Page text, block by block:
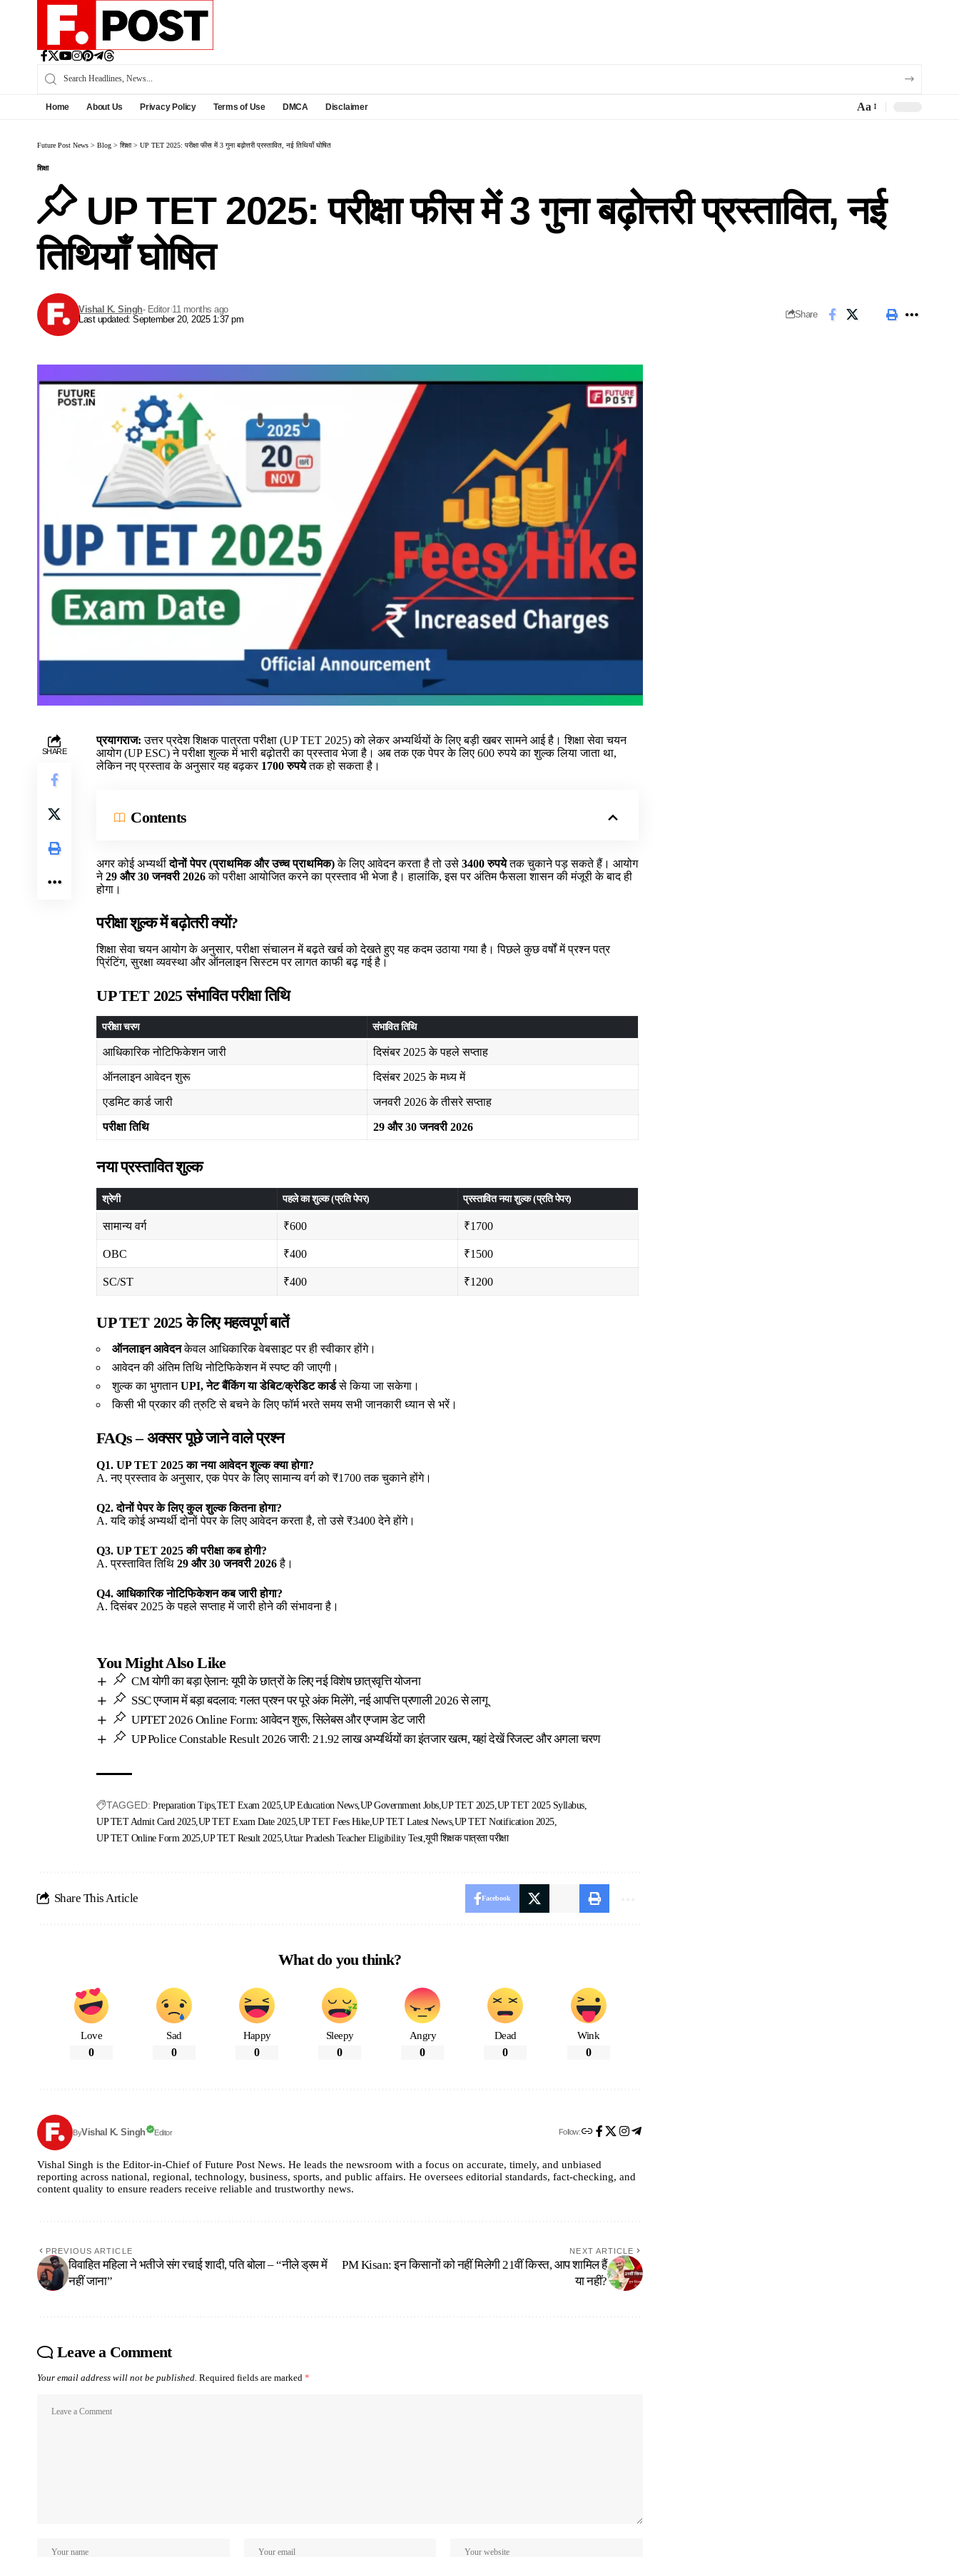
Home About Us Privacy Policy Terms of Use DMCA Disclaimer Aa
Future Post News > Blog > शिक्षा> UP TET 2025: परीक्षा फीस में 3 गुना बढ़ोत्तरी प्रस्तावित, नई तिथियाँ घोषित
शिक्षा
UP TET 2025: परीक्षा फीस में 3 गुना बढ़ोत्तरी प्रस्तावित, नई
तिथियाँ घोषित
Last updated: September 20, 2025 1:37 pm
Vishal K. Singh- Editor 11 months ago Share
SHARE
प्रयागराज: उत्तर प्रदेश शिक्षक पात्रता परीक्षा (UP TET 2025) को लेकर अभ्यर्थियों के लिए बड़ी खबर सामने आई है। शिक्षा सेवा चयन
आयोग (UP ESC) ने परीक्षा शुल्क में भारी बढ़ोतरी का प्रस्ताव भेजा है। अब तक एक पेपर के लिए 600 रुपये का शुल्क लिया जाता था,
लेकिन नए प्रस्ताव के अनुसार यह बढ़कर 1700 रुपयेतक हो सकता है।
Contents
अगर कोई अभ्यर्थीदोनों पेपर (प्राथमिक और उच्च प्राथमिक)के लिए आवेदन करता है तो उसे3400 रुपयेतक चुकाने पड़ सकते हैं। आयोग
ने29 और 30 जनवरी 2026को परीक्षा आयोजित करने का प्रस्ताव भी भेजा है। हालांकि, इस पर अंतिम फैसला शासन की मंजूरी के बाद ही
होगा।
परीक्षा शुल्क में बढ़ोतरी क्यों?
शिक्षा सेवा चयन आयोग के अनुसार, परीक्षा संचालन में बढ़ते खर्च को देखते हुए यह कदम उठाया गया है। पिछले कुछ वर्षों में प्रश्न पत्र
प्रिंटिंग, सुरक्षा व्यवस्था और ऑनलाइन सिस्टम पर लागत काफी बढ़ गई है।
UP TET 2025 संभावित परीक्षा तिथि
परीक्षा चरण संभावित तिथि
आधिकारिक नोटिफिकेशन जारी दिसंबर 2025 के पहले सप्ताह
ऑनलाइन आवेदन शुरू दिसंबर 2025 के मध्य में
एडमिट कार्ड जारी जनवरी 2026 के तीसरे सप्ताह
परीक्षा तिथि 29 और 30 जनवरी 2026
नया प्रस्तावित शुल्क
श्रेणी पहले का शुल्क (प्रति पेपर) प्रस्तावित नया शुल्क (प्रति पेपर)
सामान्य वर्ग ₹600 ₹1700
OBC ₹400 ₹1500
SC/ST ₹400 ₹1200
UP TET 2025 के लिए महत्वपूर्ण बातें
ऑनलाइन आवेदनकेवल आधिकारिक वेबसाइट पर ही स्वीकार होंगे।
आवेदन की अंतिम तिथि नोटिफिकेशन में स्पष्ट की जाएगी।
शुल्क का भुगतानUPI, नेट बैंकिंग या डेबिट/क्रेडिट कार्डसे किया जा सकेगा।
किसी भी प्रकार की त्रुटि से बचने के लिए फॉर्म भरते समय सभी जानकारी ध्यान से भरें।
FAQs – अक्सर पूछे जाने वाले प्रश्न
Q1. UP TET 2025 का नया आवेदन शुल्क क्या होगा?
A. नए प्रस्ताव के अनुसार, एक पेपर के लिए सामान्य वर्ग को ₹1700 तक चुकाने होंगे।
Q2. दोनों पेपर के लिए कुल शुल्क कितना होगा?
A. यदि कोई अभ्यर्थी दोनों पेपर के लिए आवेदन करता है, तो उसे ₹3400 देने होंगे।
Q3. UP TET 2025 की परीक्षा कब होगी?
A. प्रस्तावित तिथि29 और 30 जनवरी 2026है।
Q4. आधिकारिक नोटिफिकेशन कब जारी होगा?
A. दिसंबर 2025 के पहले सप्ताह में जारी होने की संभावना है।
You Might Also Like
CM योगी का बड़ा ऐलान: यूपी के छात्रों के लिए नई विशेष छात्रवृत्ति योजना
SSC एग्जाम में बड़ा बदलाव: गलत प्रश्न पर पूरे अंक मिलेंगे, नई आपत्ति प्रणाली 2026 से लागू
UPTET 2026 Online Form: आवेदन शुरू, सिलेबस और एग्जाम डेट जारी
UP Police Constable Result 2026 जारी: 21.92 लाख अभ्यर्थियों का इंतजार खत्म, यहां देखें रिजल्ट और अगला चरण
TAGGED: Preparation Tips TET Exam 2025 UP Education News UP Government Jobs UP TET 2025 UP TET 2025 Syllabus
UP TET Admit Card 2025 UP TET Exam Date 2025 UP TET Fees Hike UP TET Latest News UP TET Notification 2025
UP TET Online Form 2025 UP TET Result 2025 Uttar Pradesh Teacher Eligibility Test यूपी शिक्षक पात्रता परीक्षा
Share This Article Facebook
What do you think?
Love
0
Sad
0
Happy
0
Sleepy
0
Angry
0
Dead
0
Wink
0
ByVishal K. Singh Editor Follow:
Vishal Singh is the Editor-in-Chief of Future Post News. He leads the newsroom with a focus on accurate, timely, and unbiased
reporting across national, regional, technology, business, sports, and public affairs. He oversees editorial standards, fact-checking, and
content quality to ensure readers receive reliable and trustworthy news.
PREVIOUS ARTICLE
विवाहित महिला ने भतीजे संग रचाई शादी, पति बोला – “नीले ड्रम में
नहीं जाना”
NEXT ARTICLE
PM Kisan: इन किसानों को नहीं मिलेगी 21वीं किस्त, आप शामिल हैं
या नहीं?
Leave a Comment
Your email address will not be published. Required fields are marked *